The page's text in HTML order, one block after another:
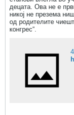
децата. Ова не е
никој не презема
од родителите
конгрес“.